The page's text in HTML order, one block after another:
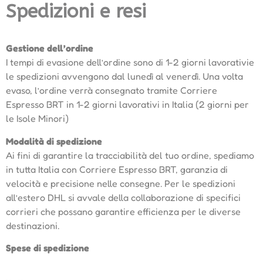
Spedizioni e resi
Gestione dell’ordine
I tempi di evasione dell’ordine sono di 1-2 giorni lavorativie
le spedizioni avvengono dal lunedì al venerdì. Una volta
evaso, l’ordine verrà consegnato tramite Corriere
Espresso BRT in 1-2 giorni lavorativi in Italia (2 giorni per
le Isole Minori)
Modalità di spedizione
Ai fini di garantire la tracciabilità del tuo ordine, spediamo
in tutta Italia con Corriere Espresso BRT, garanzia di
velocità e precisione nelle consegne. Per le spedizioni
all’estero DHL si avvale della collaborazione di specifici
corrieri che possano garantire efficienza per le diverse
destinazioni.
Spese di spedizione